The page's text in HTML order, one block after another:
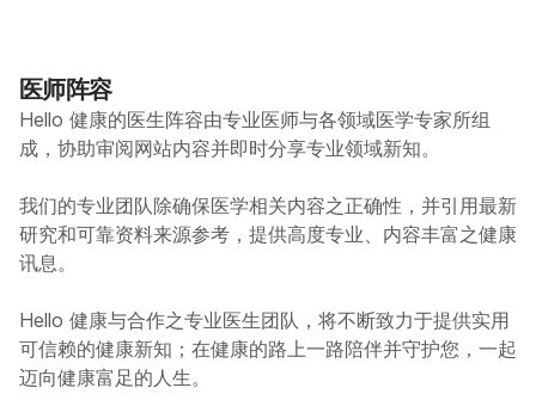
医师阵容
Hello 健康的医生阵容由专业医师与各领域医学专家所组
成，协助审阅网站内容并即时分享专业领域新知。
我们的专业团队除确保医学相关内容之正确性，并引用最新
研究和可靠资料来源参考，提供高度专业、内容丰富之健康
讯息。
Hello 健康与合作之专业医生团队，将不断致力于提供实用
可信赖的健康新知；在健康的路上一路陪伴并守护您，一起
迈向健康富足的人生。